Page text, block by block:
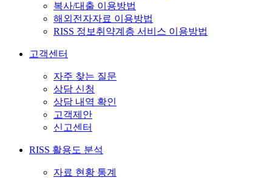
복사/대출 이용방법
해외전자자료 이용방법
RISS 정보취약계층 서비스 이용방법
고객센터
자주 찾는 질문
상담 신청
상담 내역 확인
고객제안
신고센터
RISS 활용도 분석
자료 현황 통계